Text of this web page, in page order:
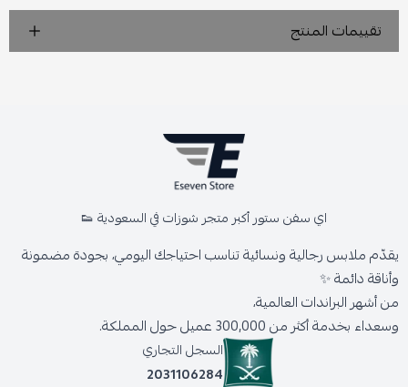
تقييمات المنتج
اي سفن ستور أكبر متجر شوزات في السعودية 👟
يقدّم ملابس رجالية ونسائية تناسب احتياجك اليومي، بجودة مضمونة
وأناقة دائمة ✨
من أشهر البراندات العالمية،
وسعداء بخدمة أكثر من 300,000 عميل حول المملكة.
السجل التجاري
2031106284